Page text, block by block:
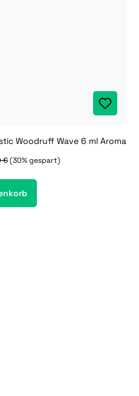
Woodruff Wave 6 ml Aroma
€(30% gespart)